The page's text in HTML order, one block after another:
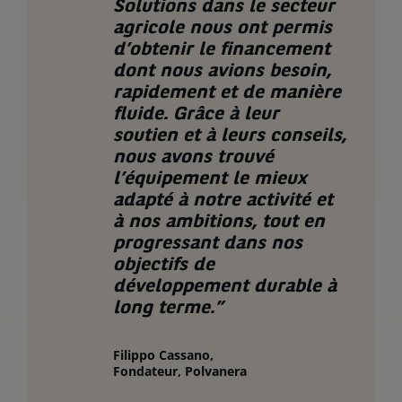
Solutions dans le secteur
agricole nous ont permis
d’obtenir le financement
dont nous avions besoin,
rapidement et de manière
fluide. Grâce à leur
soutien et à leurs conseils,
nous avons trouvé
l’équipement le mieux
adapté à notre activité et
à nos ambitions, tout en
progressant dans nos
objectifs de
développement durable à
long terme.”
Filippo Cassano,
Fondateur, Polvanera